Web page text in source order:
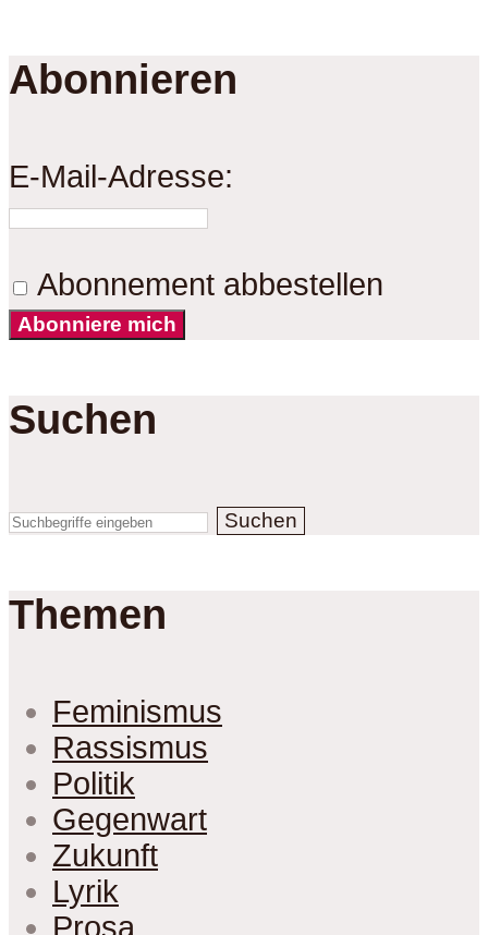
Abonnieren
E-Mail-Adresse:
Abonnement abbestellen
Abonniere mich
Suchen
Suchen
Themen
Feminismus
Rassismus
Politik
Gegenwart
Zukunft
Lyrik
Prosa